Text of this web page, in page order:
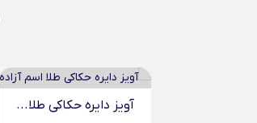
آویز دایره حکاکی طلا...